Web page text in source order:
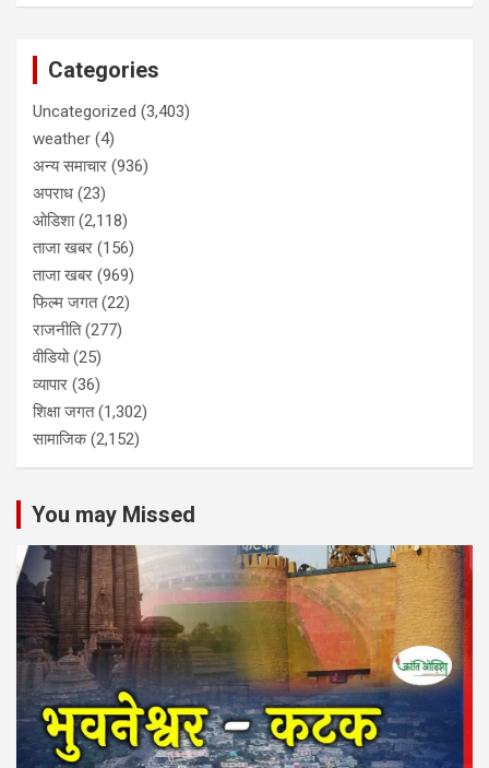
Categories
Uncategorized (3,403)
weather (4)
अन्य समाचार (936)
अपराध (23)
ओडिशा(2,118)
ताजा खबर (156)
ताजा खबर (969)
फिल्म जगत(22)
राजनीति(277)
वीडियो(25)
व्यापार (36)
शिक्षा जगत(1,302)
सामाजिक(2,152)
You may Missed